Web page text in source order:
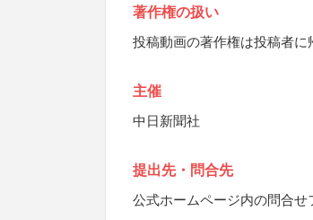
著作権の扱い
投稿動画の著作権は投稿者に
主催
中日新聞社
提出先・問合先
公式ホームページ内の問合せ